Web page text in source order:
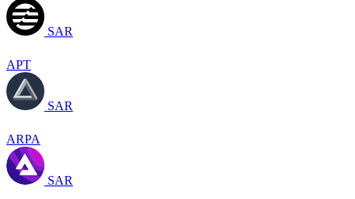
SAR
APT
SAR
ARPA
SAR